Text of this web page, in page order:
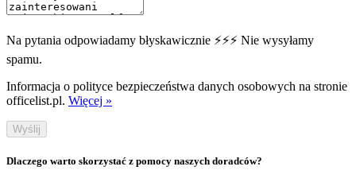
Na pytania odpowiadamy błyskawicznie ⚡⚡⚡ Nie wysyłamy
spamu.
Informacja o polityce bezpieczeństwa danych osobowych na stronie
officelist.pl. Więcej »
Wyślij
Dlaczego warto skorzystać z pomocy naszych doradców?